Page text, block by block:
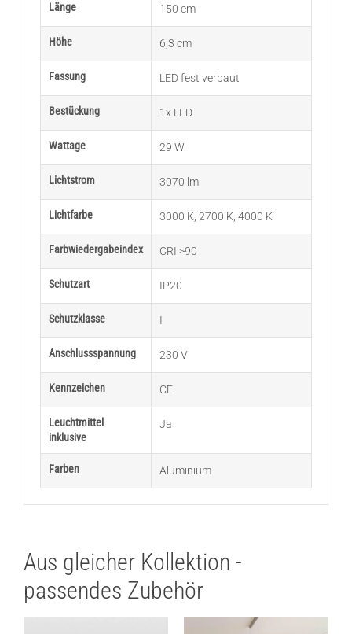
Länge 150 cm
Höhe 6,3 cm
Fassung LED fest verbaut
Bestückung 1x LED
Wattage 29 W
Lichtstrom 3070 lm
Lichtfarbe 3000 K 2700 K 4000 K
Farbwiedergabeindex CRI >90
Schutzart IP20
Schutzklasse I
Anschlussspannung 230 V
Kennzeichen CE
Leuchtmittel
inklusive
Ja
Farben Aluminium
Aus gleicher Kollektion -
passendes Zubehör